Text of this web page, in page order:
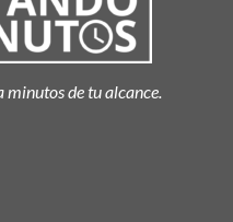
minutos de tu alcance.